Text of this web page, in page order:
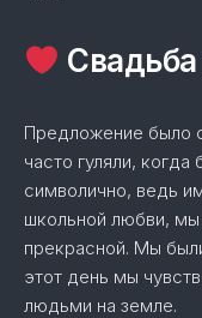
Предложение было
часто гуляли,
символично, ведь
школьной любви, мы
прекрасной. Мы
этот день мы
людьми на земле.